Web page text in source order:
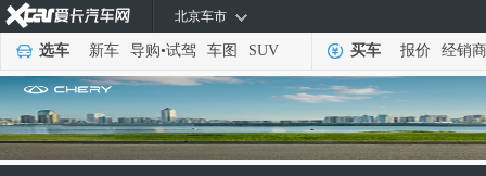
北京车市
选车 新车 导购•试驾 车图 SUV 买车 报价 经销商